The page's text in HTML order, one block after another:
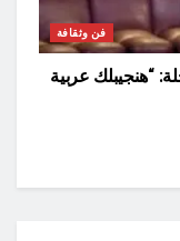
فن وثقافة
“هنجيبلك عربية